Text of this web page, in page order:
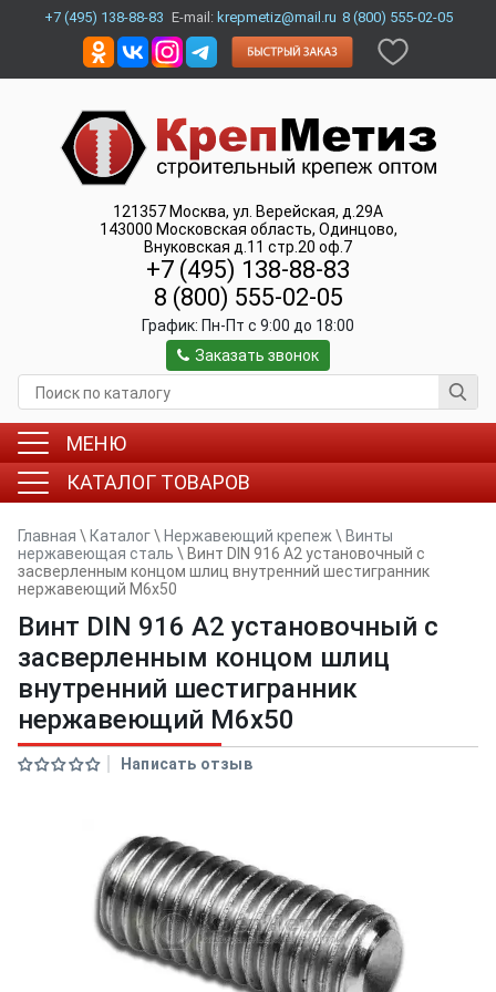
+7 (495) 138-88-83 E-mail: krepmetiz@mail.ru 8 (800) 555-02-05
121357 Москва, ул. Верейская, д.29А
143000 Московская область, Одинцово,
Внуковская д.11 стр.20 оф.7
+7 (495) 138-88-83
8 (800) 555-02-05
График: Пн-Пт c 9:00 до 18:00
Заказать звонок
МЕНЮ
КАТАЛОГ ТОВАРОВ
Главная \ Каталог\ Нержавеющий крепеж \ Винты
нержавеющая сталь \ Винт DIN 916 А2 установочный с
засверленным концом шлиц внутренний шестигранник
нержавеющий M6x50
Винт DIN 916 А2 установочный с
засверленным концом шлиц
внутренний шестигранник
нержавеющий M6x50
Написать отзыв